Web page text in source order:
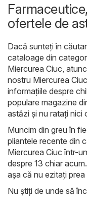
ofertele de
Dacă sunteți în
cataloage din
Miercurea Ciuc,
nostru Miercurea
informațiile despre
populare magazine
astăzi și nu ratați nici
Muncim din greu în
pliantele recente din
Miercurea Ciuc într-
despre 13 chiar
așa că nu ezitați prea
Nu știți de unde să